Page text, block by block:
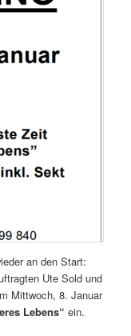
an den Start:
Ute Sold und
Mittwoch, 8. Januar
Lebens“ein.